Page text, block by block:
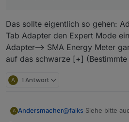
Instanz die
wäre mir klar, daß
das könnte dann
im Hintergrund doch
gesagt: Dieses
bei mir bisher nur
Das sollte eigentlich so gehen:
Tab Adapter den Expert Mode
Adapter--> SMA Energy Meter
auf das schwarze [+] (Bestimmte
A 1 Antwort
A Andersmacher@falks Siehe bitte